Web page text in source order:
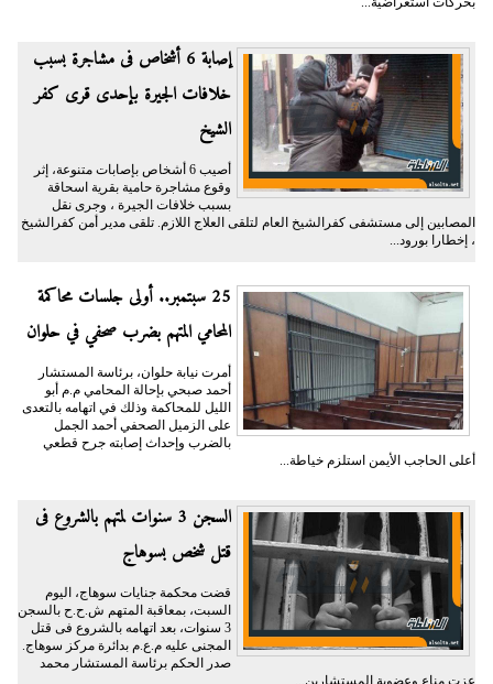
إصابة 6 أشخاص فى مشاجرة بسبب
خلافات الجيرة بإحدى قرى كفر
الشيخ
أصيب 6 أشخاص بإصابات متنوعة، إثر
وقوع مشاجرة حامية بقرية اسحاقة
بسبب خلافات الجيرة ، وجرى نقل
المصابين إلى مستشفى كفرالشيخ العام لتلقى العلاج اللازم. تلقى مدير أمن كفرالشيخ
، إخطارا بورود...
25 سبتمبر.. أولى جلسات محاكمة
المحامي المتهم بضرب صحفي في حلوان
أمرت نيابة حلوان، برئاسة المستشار
أحمد صبحي بإحالة المحامي م.م أبو
الليل للمحاكمة وذلك في اتهامه بالتعدى
على الزميل الصحفي أحمد الجمل
بالضرب وإحداث إصابته جرح قطعي
أعلى الحاجب الأيمن استلزم خياطة...
السجن 3 سنوات لمتهم بالشروع فى
قتل شخص بسوهاج
قضت محكمة جنايات سوهاج، اليوم
السبت، بمعاقبة المتهم ش.ح.ح بالسجن
3 سنوات، بعد اتهامه بالشروع فى قتل
المجنى عليه م.ع.م بدائرة مركز سوهاج.
صدر الحكم برئاسة المستشار محمد
عزت مناع وعضوية المستشارين...